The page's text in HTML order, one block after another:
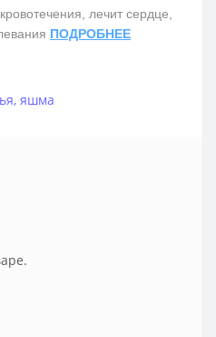
лечит сердце,
ПОДРОБНЕЕ
, яшма